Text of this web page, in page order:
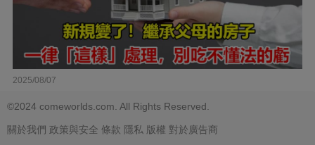
2025/08/07
©2024 comeworlds.com. All Rights Reserved.
關於我們 政策與安全 條款 隱私 版權 對於廣告商